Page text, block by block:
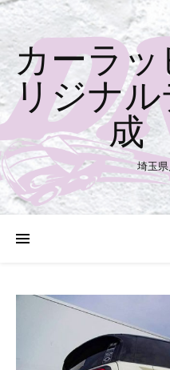
カーラ
リジナ
成
埼玉